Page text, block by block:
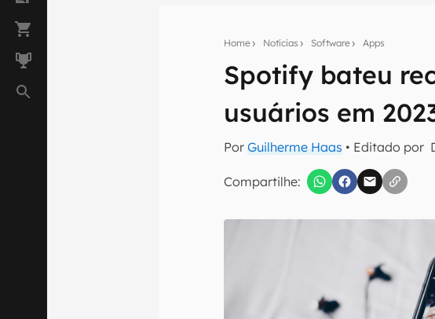
Home Notícias Software Apps
Spotify bateu
usuários em
PorGuilherme Haas • Editado por
Compartilhe:
Seu resumo
Assine a newsletter do
Confirmo que li, aceito e